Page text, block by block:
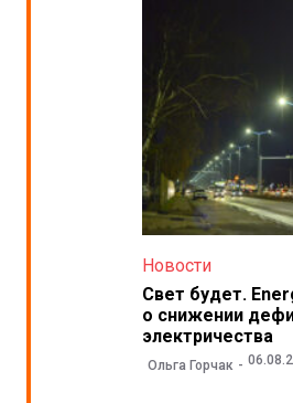
Новости
Свет будет.
о снижении
электричества
Ольга Горчак